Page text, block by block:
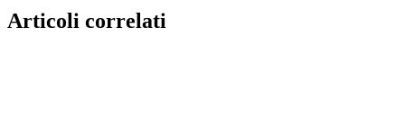
Articoli correlati